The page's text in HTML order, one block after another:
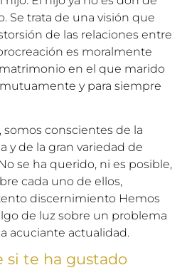
Se trata de una visión que
de las relaciones entre
es moralmente
en el que marido
y para siempre
somos conscientes de la
y de la gran variedad de
se ha querido, ni es posible,
cada uno de ellos,
discernimiento Hemos
de luz sobre un problema
acuciante actualidad.
si te ha gustado